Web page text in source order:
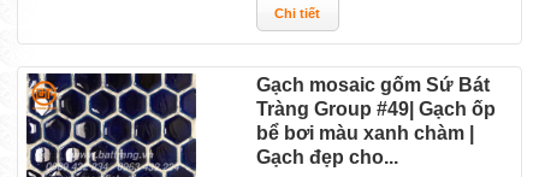
Gạch mosaic gốm Sứ Bát
Tràng Group #49| Gạch ốp
bể bơi màu xanh chàm |
Gạch đẹp cho...